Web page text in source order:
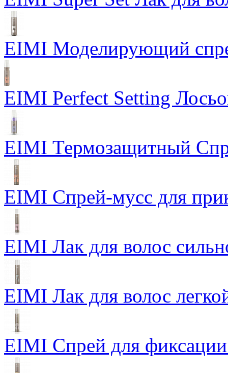
EIMI Моделирующий
EIMI Perfect Setting
EIMI Термозащитный
EIMI Спрей-мусс для
EIMI Лак для волос
EIMI Лак для волос
EIMI Спрей для